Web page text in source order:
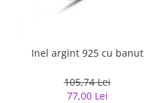
Inel argint 925 cu banut
105,74 Lei
77,00 Lei